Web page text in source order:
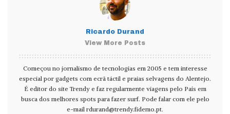
Ricardo Durand
View More Posts
Começou no jornalismo de tecnologias em 2005 e tem interesse
especial por gadgets com ecrã táctil e praias selvagens do Alentejo.
É editor do site Trendy e faz regularmente viagens pelo País em
busca dos melhores spots para fazer surf. Pode falar com ele pelo
e-mail rdurand@trendy.fidemo.pt.